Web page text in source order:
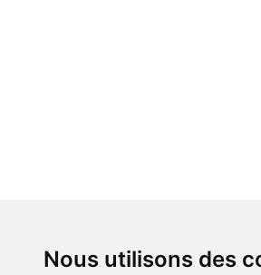
Nous utilisons des